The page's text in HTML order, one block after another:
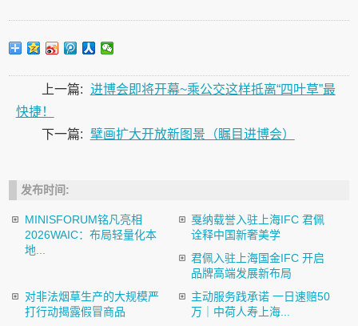
上一篇: 进博会即将开幕~乘公交这样抵离“四叶草”最
快捷！
下一篇: 擘画扩大开放新图景（瞩目进博会）
发布时间:
MINISFORUM铭凡亮相
2026WAIC：布局轻量化本
地...
戛纳载誉入驻上海IFC 君佩
诠释中国新奢美学
君佩入驻上海国金IFC 开启
品牌高端发展新布局
对非法烟草生产的大规模严
打行动揭露假冒商品
主动服务践承诺 一日速赔50
万｜中荷人寿上海...